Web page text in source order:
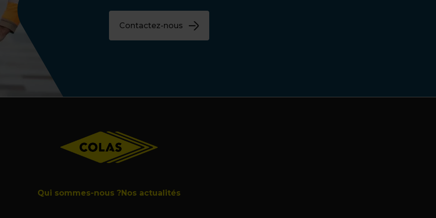
Contactez-nous
Qui sommes-nous ?Nos actualités